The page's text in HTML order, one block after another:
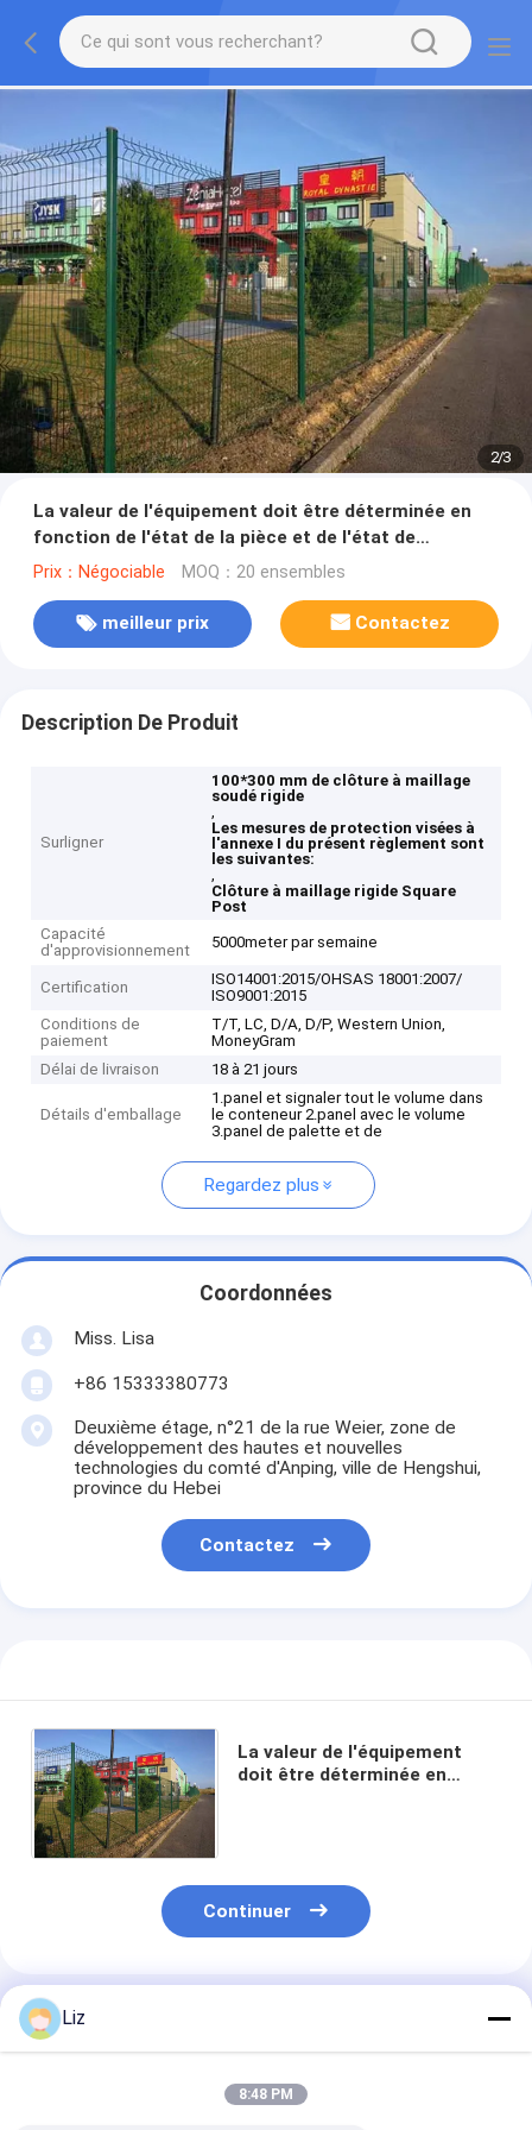
2/3
La valeur de l'équipement doit être déterminée en
fonction de l'état de la pièce et de l'état de
l'équipement.
Prix：Négociable MOQ：20 ensembles
meilleur prix Contactez
Description De Produit
Surligner
100*300 mm de clôture à maillage
soudé rigide
,
Les mesures de protection visées à
l'annexe I du présent règlement sont
les suivantes:
,
Clôture à maillage rigide Square
Post
Capacité
d'approvisionnement
5000meter par semaine
Certification
ISO14001:2015/OHSAS 18001:2007/
ISO9001:2015
Conditions de
paiement
T/T, LC, D/A, D/P, Western Union,
MoneyGram
Délai de livraison
18 à 21 jours
Détails d'emballage
1.panel et signaler tout le volume dans
le conteneur 2.panel avec le volume
3.panel de palette et de
Regardez plus
Coordonnées
Miss. Lisa
+86 15333380773
Deuxième étage, n°21 de la rue Weier, zone de
développement des hautes et nouvelles
technologies du comté d'Anping, ville de Hengshui,
province du Hebei
Contactez
La valeur de l'équipement
doit être déterminée en
Continuer
Produits Recommandés
Liz
8:48 PM